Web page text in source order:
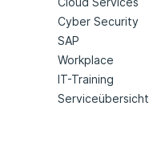
Cyber Security
SAP
Workplace
IT-Training
Serviceübersicht